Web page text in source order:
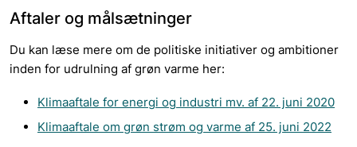
Aftaler og målsætninger
Du kan læse mere om de politiske initiativer og ambitioner
inden for udrulning af grøn varme her:
Klimaaftale for energi og industri mv. af 22. juni 2020
Klimaaftale om grøn strøm og varme af 25. juni 2022